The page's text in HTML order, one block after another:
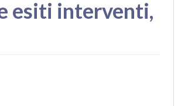
esiti interventi,